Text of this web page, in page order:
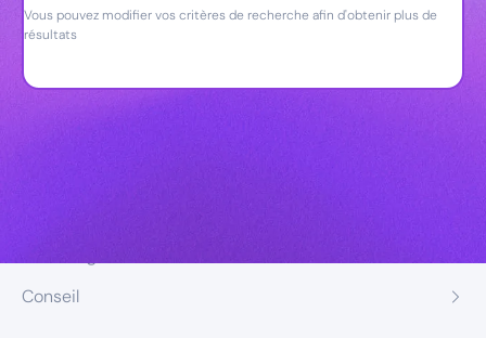
Vous pouvez modifier vos critères de recherche afin d'obtenir plus de
résultats
Conseil